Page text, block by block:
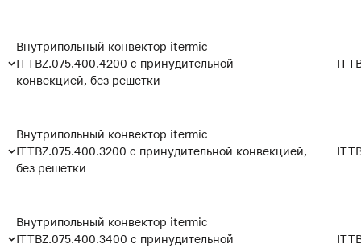
Внутрипольный конвектор itermic
ITTBZ.075.400.4200 с принудительной
конвекцией, без решетки
Внутрипольный конвектор itermic
ITTBZ.075.400.3200 с принудительной конвекцией,
без решетки
Внутрипольный конвектор itermic
ITTBZ.075.400.3400 с принудительной